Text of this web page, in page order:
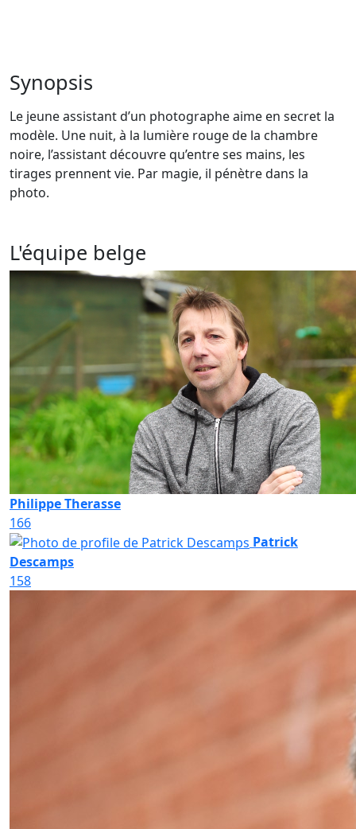
Synopsis
Le jeune assistant d’un photographe aime en secret la
modèle. Une nuit, à la lumière rouge de la chambre
noire, l’assistant découvre qu’entre ses mains, les
tirages prennent vie. Par magie, il pénètre dans la
photo.
L'équipe belge
Philippe Therasse
166
Patrick
Descamps
158